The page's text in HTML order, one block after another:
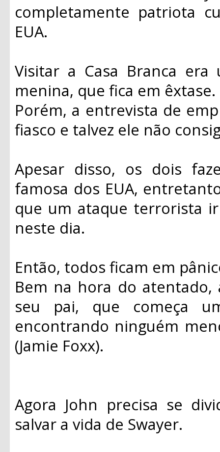
completamente patriota
EUA.
Visitar a Casa Branca
menina, que fica em êxtase.
Porém, a entrevista de
fiasco e talvez ele não
Apesar disso, os dois
famosa dos EUA,
que um ataque terrorista
neste dia.
Então, todos ficam em
Bem na hora do
seu pai, que começa
encontrando ninguém
(Jamie Foxx).
Agora John precisa se
salvar a vida de Swayer.